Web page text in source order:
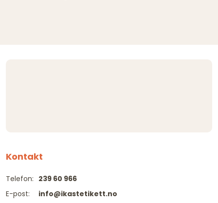
Kontakt
Telefon:
E-post:
239 60 966
info@ikastetikett.no